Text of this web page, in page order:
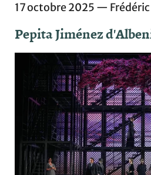
17 octobre 2025 — Frédéric
Pepita Jiménez